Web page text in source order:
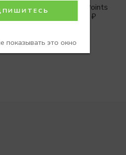
показывать это окно
Рубашка PALM BLUE изо льна и вискозы Earn 0 Reward Points
₽